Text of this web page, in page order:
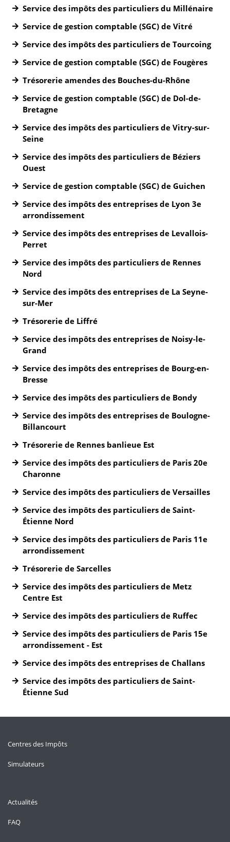
Service des impôts des particuliers du Millénaire
Service de gestion comptable (SGC) de Vitré
Service des impôts des particuliers de Tourcoing
Service de gestion comptable (SGC) de Fougères
Trésorerie amendes des Bouches-du-Rhône
Service de gestion comptable (SGC) de Dol-de-
Bretagne
Service des impôts des particuliers de Vitry-sur-
Seine
Service des impôts des particuliers de Béziers
Ouest
Service de gestion comptable (SGC) de Guichen
Service des impôts des entreprises de Lyon 3e
arrondissement
Service des impôts des entreprises de Levallois-
Perret
Service des impôts des particuliers de Rennes
Nord
Service des impôts des entreprises de La Seyne-
sur-Mer
Trésorerie de Liffré
Service des impôts des entreprises de Noisy-le-
Grand
Service des impôts des entreprises de Bourg-en-
Bresse
Service des impôts des particuliers de Bondy
Service des impôts des entreprises de Boulogne-
Billancourt
Trésorerie de Rennes banlieue Est
Service des impôts des particuliers de Paris 20e
Charonne
Service des impôts des particuliers de Versailles
Service des impôts des particuliers de Saint-
Étienne Nord
Service des impôts des particuliers de Paris 11e
arrondissement
Trésorerie de Sarcelles
Service des impôts des particuliers de Metz
Centre Est
Service des impôts des particuliers de Ruffec
Service des impôts des particuliers de Paris 15e
arrondissement - Est
Service des impôts des entreprises de Challans
Service des impôts des particuliers de Saint-
Étienne Sud
Centres des Impôts
Simulateurs
Actualités
FAQ